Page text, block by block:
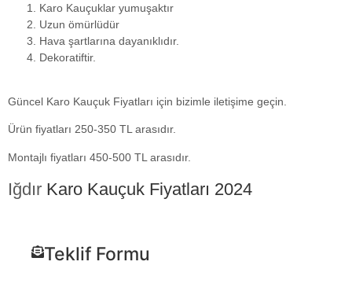
Karo Kauçuklar yumuşaktır
Uzun ömürlüdür
Hava şartlarına dayanıklıdır.
Dekoratiftir.
Güncel Karo Kauçuk Fiyatları için bizimle iletişime geçin.
Ürün fiyatları 250-350 TL arasıdır.
Montajlı fiyatları 450-500 TL arasıdır.
Iğdır Karo Kauçuk Fiyatları 2024
Teklif Formu